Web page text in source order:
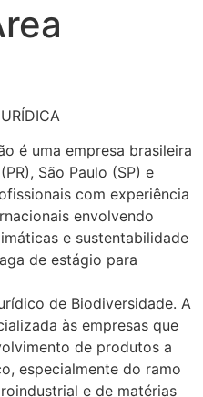
é uma empresa brasileira
São Paulo (SP) e
com experiência
envolvendo
e sustentabilidade
de estágio para
de Biodiversidade. A
às empresas que
de produtos a
especialmente do ramo
e de matérias